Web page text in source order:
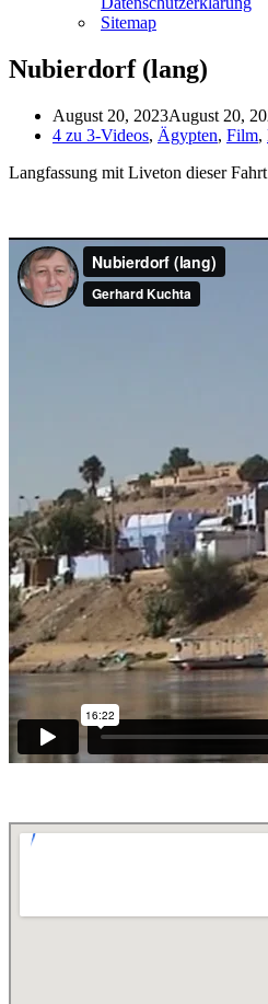
Sitemap
Nubierdorf (lang)
August 20, 2023August 20,
4 zu 3-Videos, Ägypten, Film,
Langfassung mit Liveton dieser